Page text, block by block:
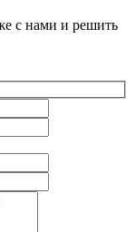
с нами и решить